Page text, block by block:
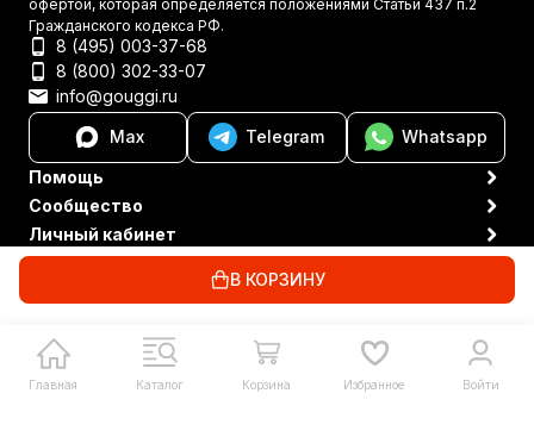
В КОРЗИНУ
Главная Каталог Корзина Избранное Войти
офертой, которая определяется положениями Статьи 437 п.2
Гражданского кодекса РФ.
8 (495) 003-37-68
8 (800) 302-33-07
info@gouggi.ru
Max
Telegram
Whatsapp
Помощь
Сообщество
Личный кабинет
Политика персональных данных